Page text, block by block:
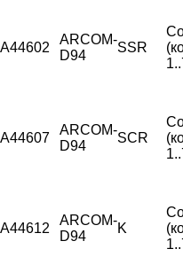
A44602
ARCOM-
D94
SSR
A44607
ARCOM-
D94
SCR
A44612
ARCOM-
D94
K